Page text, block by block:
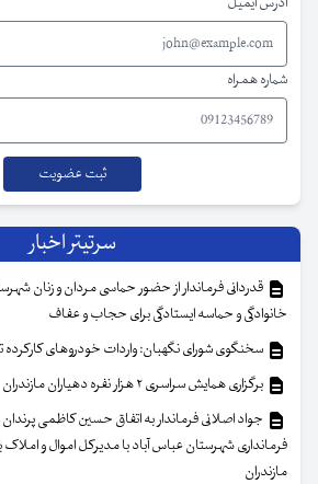
شماره همراه
سرتیتر اخبار
قدردانی فرماندار از حضور حماسی مردان و زنان
خانوادگی و حماسه ایستادگی برای حجاب و عفاف
سخنگوی شورای نگهبان: واردات خودروهای کارکرده
برگزاری همایش سراسری ۲ هزار نفره دهیاران مازندران
جواد اصلانی فرماندار به اتفاق حسین کاظمی
فرمانداری شهرستان عباس آباد با مدیرکل اموال و
مازندران